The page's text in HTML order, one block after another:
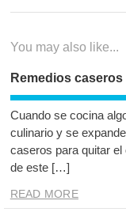
entradas
You may also like...
Remedios
Cuando se cocina
culinario y se
caseros para quitar
de este […]
READ MORE